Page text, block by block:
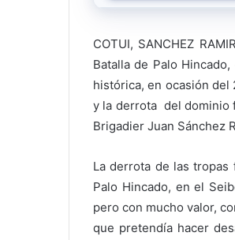
COTUI, SANCHEZ
Batalla de Palo
histórica, en ocasión
y la derrota del dominio
Brigadier Juan Sánchez
La derrota de las tropas
Palo Hincado, en el
pero con mucho valor,
que pretendía hacer